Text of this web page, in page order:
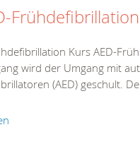
Frühdefibrillation
Kurs AED-
wird der Umgang mit
(AED) geschult.